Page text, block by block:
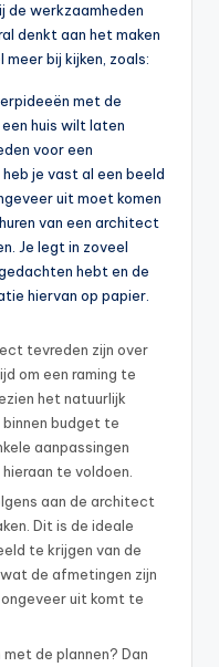
de werkzaamheden
denkt aan het maken
bij kijken, zoals:
met de
huis wilt laten
voor een
je vast al een beeld
uit moet komen
van een architect
Je legt in zoveel
hebt en de
hiervan op papier.
tevreden zijn over
om een raming te
het natuurlijk
budget te
aanpassingen
te voldoen.
aan de architect
Dit is de ideale
te krijgen van de
de afmetingen zijn
uit komt te
de plannen? Dan